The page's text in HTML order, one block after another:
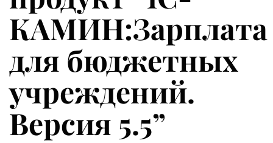
КАМИН:Зарплата
для бюджетных
учреждений.
Версия 5.5”